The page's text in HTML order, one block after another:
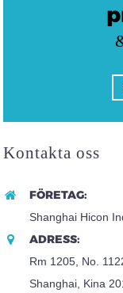
Kontakta oss
FÖRETAG:
Shanghai Hicon
ADRESS:
Rm 1205, No.
Shanghai, Kina